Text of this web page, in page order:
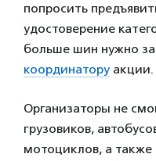
попросить
удостоверение
больше шин нужно
координатору акции.
Организаторы не
грузовиков,
мотоциклов, а